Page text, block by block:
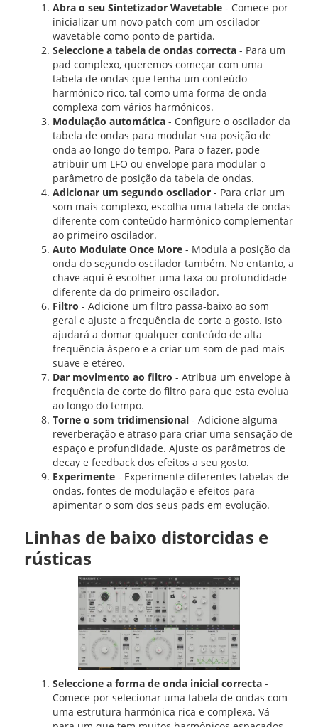
Abra o seu Sintetizador Wavetable- Comece por
inicializar um novo patch com um oscilador
wavetable como ponto de partida.
Seleccione a tabela de ondas correcta- Para um
pad complexo, queremos começar com uma
tabela de ondas que tenha um conteúdo
harmónico rico, tal como uma forma de onda
complexa com vários harmónicos.
Modulação automática- Configure o oscilador da
tabela de ondas para modular sua posição de
onda ao longo do tempo. Para o fazer, pode
atribuir um LFO ou envelope para modular o
parâmetro de posição da tabela de ondas.
Adicionar um segundo oscilador- Para criar um
som mais complexo, escolha uma tabela de ondas
diferente com conteúdo harmónico complementar
ao primeiro oscilador.
Auto Modulate Once More- Modula a posição da
onda do segundo oscilador também. No entanto, a
chave aqui é escolher uma taxa ou profundidade
diferente da do primeiro oscilador.
Filtro - Adicione um filtro passa-baixo ao som
geral e ajuste a frequência de corte a gosto. Isto
ajudará a domar qualquer conteúdo de alta
frequência áspero e a criar um som de pad mais
suave e etéreo.
Dar movimento ao filtro - Atribua um envelope à
frequência de corte do filtro para que esta evolua
ao longo do tempo.
Torne o som tridimensional- Adicione alguma
reverberação e atraso para criar uma sensação de
espaço e profundidade. Ajuste os parâmetros de
decay e feedback dos efeitos a seu gosto.
Experimente- Experimente diferentes tabelas de
ondas, fontes de modulação e efeitos para
apimentar o som dos seus pads em evolução.
Linhas de baixo distorcidas e
rústicas
Seleccione a forma de onda inicial correcta-
Comece por selecionar uma tabela de ondas com
uma estrutura harmónica rica e complexa. Vá